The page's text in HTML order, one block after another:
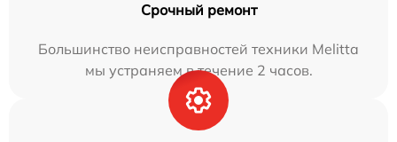
Срочный ремонт
Большинство неисправностей техники Melitta
мы устраняем в течение 2 часов.